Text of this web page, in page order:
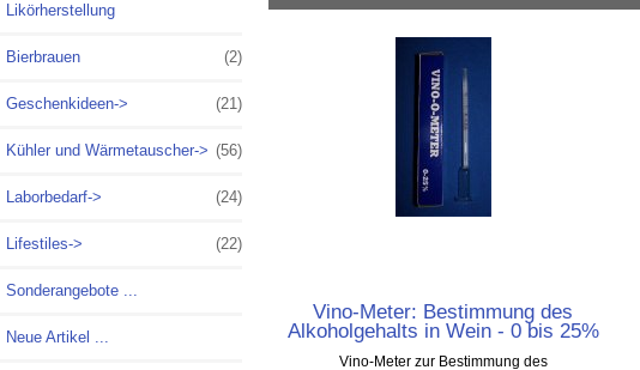
Likörherstellung
Bierbrauen (2)
Geschenkideen-> (21)
Kühler und Wärmetauscher-> (56)
Laborbedarf-> (24)
Lifestiles-> (22)
Sonderangebote ...
Neue Artikel ...
Vino-Meter: Bestimmung des
Alkoholgehalts in Wein - 0 bis 25%
Vino-Meter zur Bestimmung des